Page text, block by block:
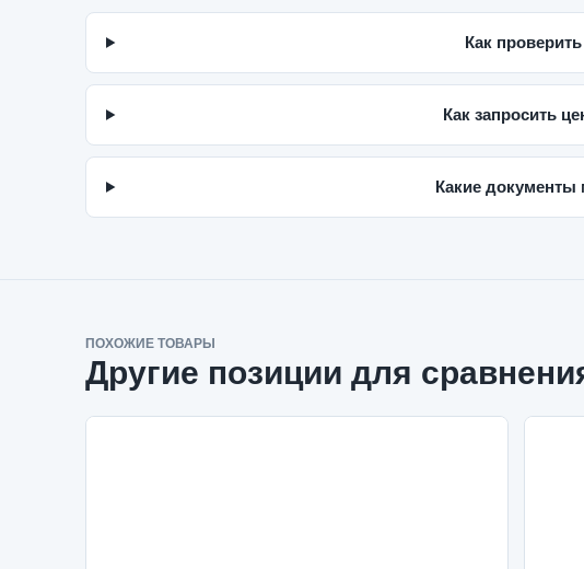
Как
Как запросить
Какие документы
ПОХОЖИЕ ТОВАРЫ
Другие позиции для